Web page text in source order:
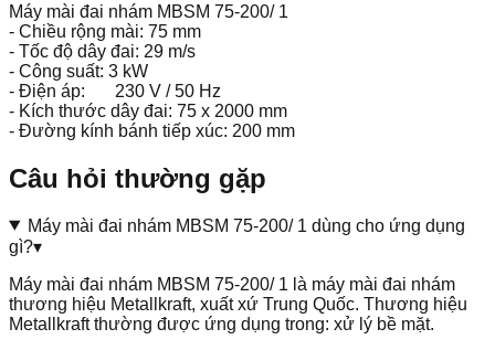
Máy mài đai nhám MBSM 75-200/ 1
- Chiều rộng mài: 75 mm
- Tốc độ dây đai: 29 m/s
- Công suất: 3 kW
- Điện áp:
230 V / 50 Hz
- Kích thước dây đai: 75 x 2000 mm
- Đường kính bánh tiếp xúc: 200 mm
Câu hỏi thường gặp
Máy mài đai nhám MBSM 75-200/ 1 dùng cho ứng dụng
gì?▾
Máy mài đai nhám MBSM 75-200/ 1 là máy mài đai nhám
thương hiệu Metallkraft, xuất xứ Trung Quốc. Thương hiệu
Metallkraft thường được ứng dụng trong: xử lý bề mặt.